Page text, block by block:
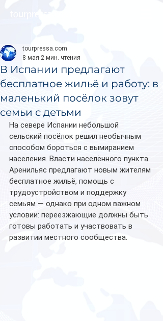
В Испании предлагают
бесплатное жильё и работу: в
маленький посёлок зовут
семьи с детьми
tourpressa.com
8 мая 2 мин. чтения
На севере Испании небольшой
сельский посёлок решил необычным
способом бороться с вымиранием
населения. Власти населённого пункта
Аренильяс предлагают новым жителям
бесплатное жильё, помощь с
трудоустройством и поддержку
семьям — однако при одном важном
условии: переезжающие должны быть
готовы работать и участвовать в
развитии местного сообщества.